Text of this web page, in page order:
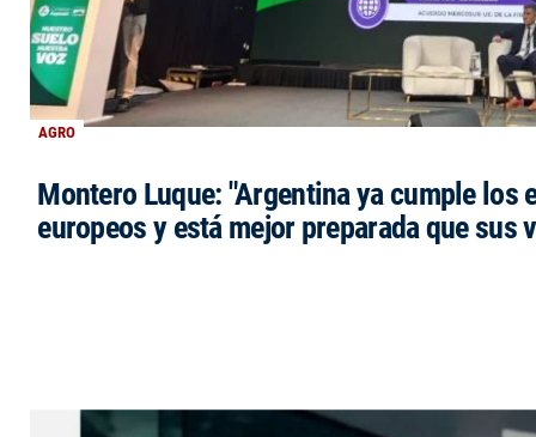
AGRO
Montero Luque: "Argentina ya cumple los
europeos y está mejor preparada que sus